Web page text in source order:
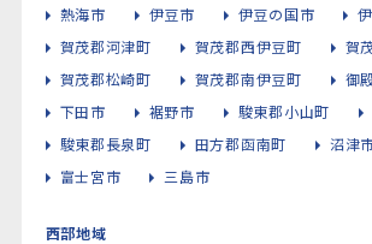
熱海市
伊豆市 伊豆の国市
賀茂郡河津町
賀茂郡西伊豆町
賀
賀茂郡松崎町
賀茂郡南伊豆町
御
下田市
裾野市 駿東郡小山町
駿東郡長泉町
田方郡函南町 沼津
富士宮市
三島市
西部地域